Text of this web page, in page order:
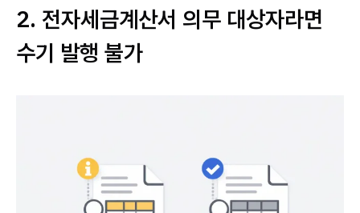
2. 전자세금계산서 의무 대상자라면
수기 발행 불가